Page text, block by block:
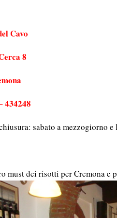
Cavo
8
434248
sabato a mezzogiorno e
must dei risotti per Cremona e